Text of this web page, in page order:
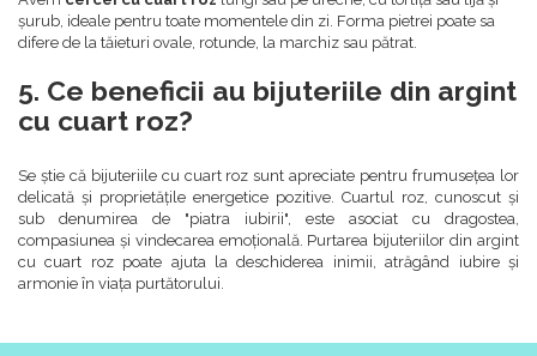
șurub, ideale pentru toate momentele din zi. Forma pietrei poate sa
difere de la tăieturi ovale, rotunde, la marchiz sau pătrat.
5. Ce beneficii au bijuteriile din argint
cu cuart roz?
Se știe că bijuteriile cu cuart roz sunt apreciate pentru frumusețea lor
delicată și proprietățile energetice pozitive. Cuartul roz, cunoscut și
sub denumirea de "piatra iubirii", este asociat cu dragostea,
compasiunea și vindecarea emoțională. Purtarea bijuteriilor din argint
cu cuart roz poate ajuta la deschiderea inimii, atrăgând iubire și
armonie în viața purtătorului.